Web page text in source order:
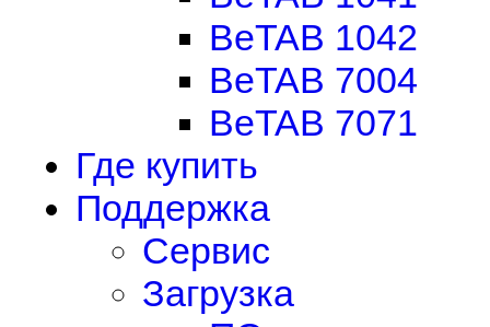
BeTAB 1042
BeTAB 7004
BeTAB 7071
Где купить
Поддержка
Сервис
Загрузка